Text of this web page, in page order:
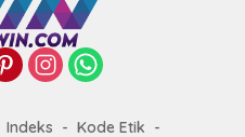
Indeks
Kode Etik